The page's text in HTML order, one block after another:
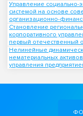
Управление социально-
системой на основе
организационно-
Становление
корпоративного
первый отечественный
Нелинейные
нематериальных
управления